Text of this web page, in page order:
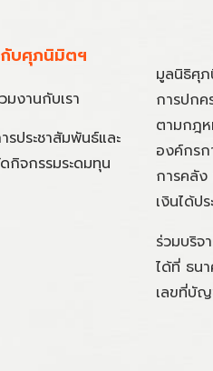
บศุภนิมิตฯ
มงานกับเรา
รประชาสัมพันธ์และ
กิจกรรมระดมทุน
มูลนิธิศุ
การปกค
ตามกฎห
องค์กรก
การคลัง
เงินได้ปร
ร่วมบริจ
ได้ที่ ธน
เลขที่บั